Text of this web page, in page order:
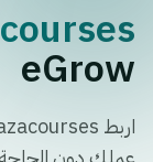
eGrow